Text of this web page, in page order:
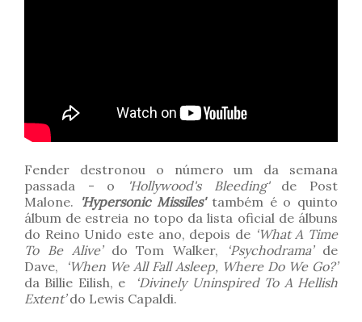
Fender destronou o número um da semana
passada - o
'Hollywood's Bleeding' de Post
Malone. 'Hypersonic Missiles'também é o quinto
álbum de estreia no topo da lista oficial de álbuns
do Reino Unido este ano, depois de ‘What A Time
To Be Alive’do Tom Walker, ‘Psychodrama’de
Dave,
‘When We All Fall Asleep, Where Do We Go?’
da Billie Eilish, e
‘Divinely Uninspired To A Hellish
Extent’do Lewis Capaldi.